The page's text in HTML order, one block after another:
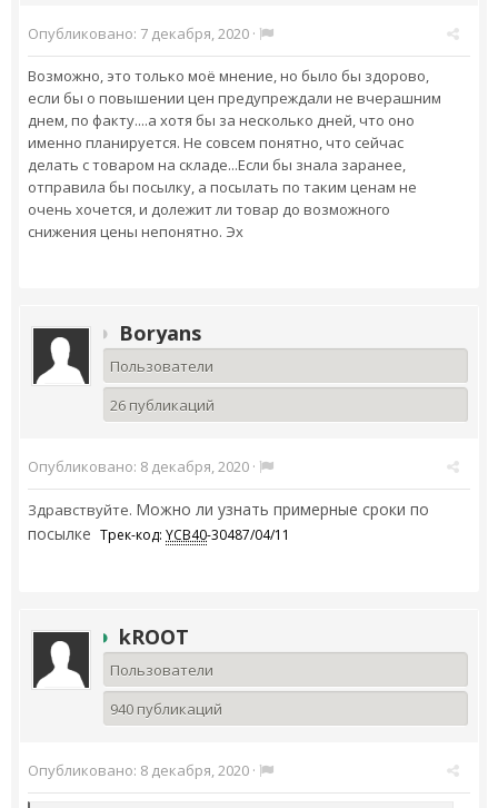
Опубликовано: 7 декабря, 2020 ·
Возможно, это только моё мнение, но было бы здорово,
если бы о повышении цен предупреждали не вчерашним
днем, по факту....а хотя бы за несколько дней, что оно
именно планируется. Не совсем понятно, что сейчас
делать с товаром на складе...Если бы знала заранее,
отправила бы посылку, а посылать по таким ценам не
очень хочется, и долежит ли товар до возможного
снижения цены непонятно. Эх
Boryans
Пользователи
26 публикаций
Опубликовано: 8 декабря, 2020 ·
Здравствуйте. Можно ли узнать примерные сроки по
посылке Трек-код: YCB40-30487/04/11
kROOT
Пользователи
940 публикаций
Опубликовано: 8 декабря, 2020 ·